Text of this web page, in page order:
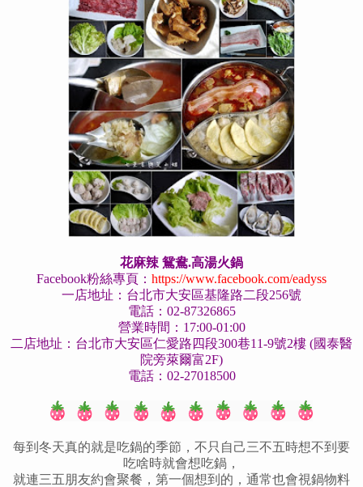
花麻辣 鴛鴦.高湯火鍋
Facebook粉絲專頁 ： https://www.facebook.com/eadyss
一店地址：台北市大安區基隆路二段256號
電話：02-87326865
營業時間：17:00-01:00
二店地址 ：台北市大安區仁愛路四段300巷11-9號2樓 (國泰醫
院旁萊爾富2F)
電話：02-27018500
每到冬天真的就是吃鍋的季節，不只自己三不五時想不到要
吃啥時就會想吃鍋，
就連三五朋友約會聚餐，第一個想到的，通常也會視鍋物料